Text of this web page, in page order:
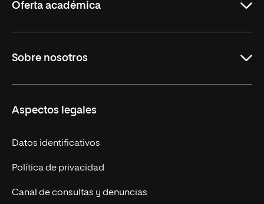
Oferta académica
Licenciaturas en línea
Cursos Europeos
Títulos Americanos
Alianza Newman
Sobre nosotros
Nuestros alumnos
Únete a nosotros
Actualidad
Solicita información
Aspectos legales
Datos identificativos
Política de privacidad
Canal de consultas y denuncias